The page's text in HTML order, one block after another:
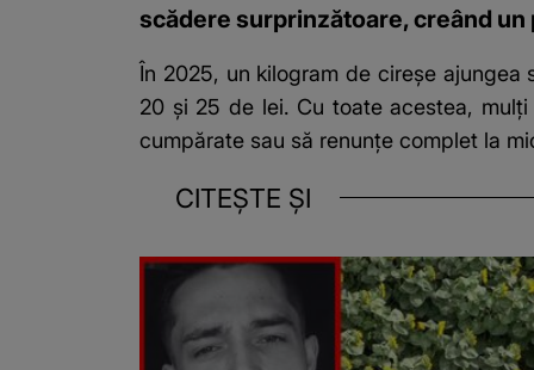
scădere surprinzătoare, creând
În 2025, un kilogram de cireșe
20 și 25 de lei. Cu toate acestea,
cumpărate sau să renunțe complet la
CITEȘTE ȘI